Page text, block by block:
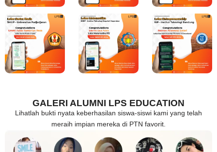
GALERI ALUMNI LPS EDUCATION
Lihatlah bukti nyata keberhasilan siswa-siswi kami yang telah
meraih impian mereka di PTN favorit.